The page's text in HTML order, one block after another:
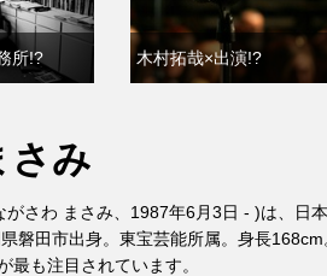
所!? 木村拓哉×出演!?
さみ
がさわ まさみ、1987年6月3日 - )は、日
磐田市出身。東宝芸能所属。身長168cm
最も注目されています。